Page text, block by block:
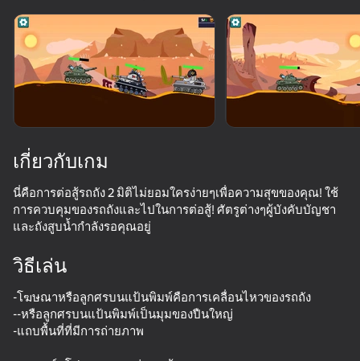
หมุนอุปกรณ์
เกมนี้รองรับเฉพาะการวางแนว
แบบ แนวนอน
เล่น
เกี่ยวกับเกม
นี่คือการต่อสู้รถถัง 2 มิติไม่ยอมใครง่ายๆเพื่อความสุขของคุณ! ใช้
การควบคุมของรถถังและไปในการต่อสู้! ศัตรูต่างๆผู้บังคับบัญชา
และถังสูบน้ำกำลังรอคุณอยู่
วิธีเล่น
-โฆษณาหรือลูกศรบนแป้นพิมพ์คือการเคลื่อนไหวของรถถัง
--หรือลูกศรบนแป้นพิมพ์เป็นมุมของปืนใหญ่
-แถบพื้นที่ที่มีการถ่ายภาพ